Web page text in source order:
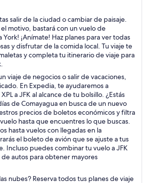
salir de la ciudad o cambiar de paisaje.
el motivo, bastará con un vuelo de
York! ¡Anímate! Haz planes para ver todas
y disfrutar de la comida local. Tu viaje te
y completa tu itinerario de viaje para
viaje de negocios o salir de vacaciones,
En Expedia, te ayudaremos a
a JFK al alcance de tu bolsillo. ¿Estás
de Comayagua en busca de un nuevo
precios de boletos económicos y filtra
hasta que encuentres lo que buscas.
hasta vuelos con llegadas en la
el boleto de avión que se ajuste a tus
Incluso puedes combinar tu vuelo a JFK
autos para obtener mayores
nubes? Reserva todos tus planes de viaje